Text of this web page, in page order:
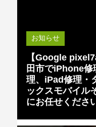
【Google
田市でiPhone
理、iPad修理・
ックスモバイル
にお任せくださ
タイ屋」
お知らせ